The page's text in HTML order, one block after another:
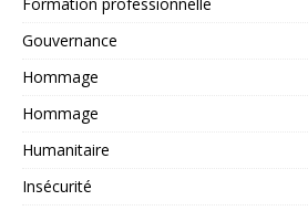
Gouvernance
Hommage
Hommage
Humanitaire
Insécurité